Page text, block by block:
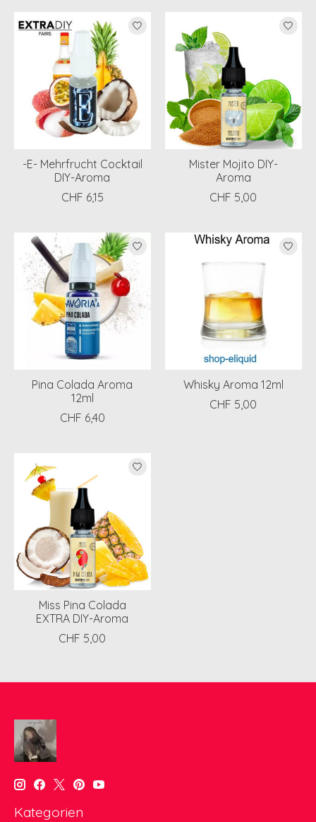
-E- Mehrfrucht Cocktail
DIY-Aroma
CHF 6,15
Mister Mojito DIY-
Aroma
CHF 5,00
Pina Colada Aroma
12ml
CHF 6,40
Whisky Aroma 12ml
CHF 5,00
Miss Pina Colada
EXTRA DIY-Aroma
CHF 5,00
Kategorien